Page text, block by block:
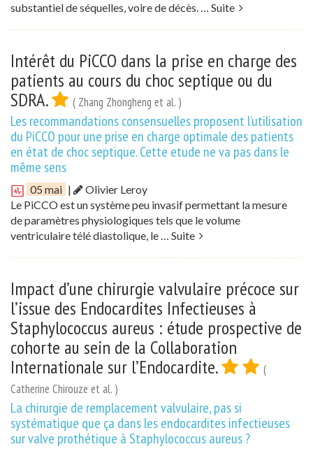
substantiel de séquelles, voire de décès. … Suite
Intérêt du PiCCO dans la prise en charge des
patients au cours du choc septique ou du
SDRA.
( Zhang Zhongheng et al. )
Les recommandations consensuelles proposent l’utilisation
du PiCCO pour une prise en charge optimale des patients
en état de choc septique. Cette etude ne va pas dans le
même sens
05 mai |
Olivier Leroy
Le PiCCO est un système peu invasif permettant la mesure
de paramètres physiologiques tels que le volume
ventriculaire télé diastolique, le … Suite
Impact d’une chirurgie valvulaire précoce sur
l’issue des Endocardites Infectieuses à
Staphylococcus aureus : étude prospective de
cohorte au sein de la Collaboration
Internationale sur l’Endocardite.
(
Catherine Chirouze et al. )
La chirurgie de remplacement valvulaire, pas si
systématique que ça dans les endocardites infectieuses
sur valve prothétique à Staphylococcus aureus ?